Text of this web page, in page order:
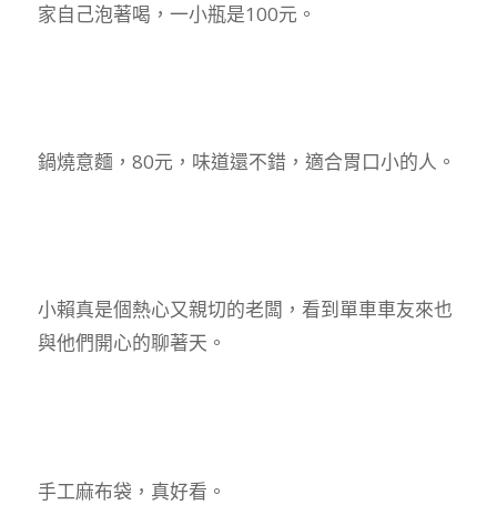
家自己泡著喝，一小瓶是100元。
鍋燒意麵，80元，味道還不錯，適合胃口小的人。
小賴真是個熱心又親切的老闆，看到單車車友來也
與他們開心的聊著天。
手工麻布袋，真好看。